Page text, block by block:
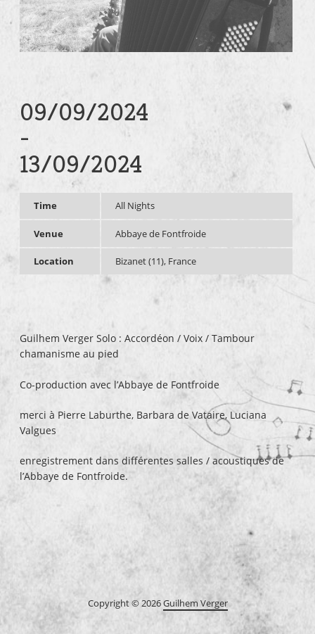
09/09/2024
-
13/09/2024
Time All Nights
Venue Abbaye de Fontfroide
Location Bizanet (11), France
Guilhem Verger Solo : Accordéon / Voix / Tambour
chamanisme au pied
Co-production avec l’Abbaye de Fontfroide
merci à Pierre Laburthe, Barbara de Vataire, Luciana
Valgues
enregistrement dans différentes salles / acoustiques de
l’Abbaye de Fontfroide.
Copyright © 2026Guilhem Verger